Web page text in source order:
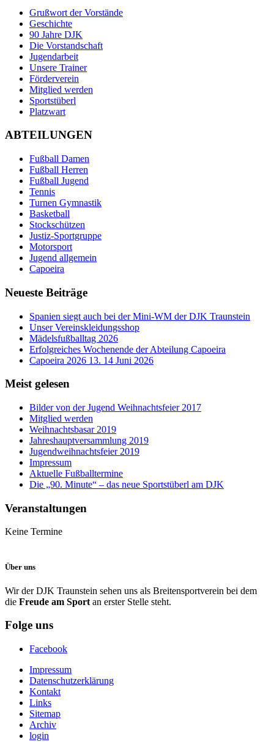
Grußwort der Vorstände
Geschichte
90 Jahre DJK
Die Vorstandschaft
Jugendarbeit
Unsere Trainer
Förderverein
Mitglied werden
Sportstüberl
Platzwart
ABTEILUNGEN
Fußball Damen
Fußball Herren
Fußball Jugend
Tennis
Turnen Gymnastik
Basketball
Stockschützen
Justiz-Sportgruppe
Motorsport
Jugend allgemein
Capoeira
Neueste Beiträge
Spanien siegt auch bei der Mini-WM der DJK Traunstein
Unser Vereinskleidungsshop
Mädelsfußballtag 2026
Erfolgreiches Wochenende der Abteilung Capoeira
Capoeira 2026 13. 14 Juni 2026
Meist gelesen
Bilder von der Jugend Weihnachtsfeier 2017
Mitglied werden
Weihnachtsbasar 2019
Jahreshauptversammlung 2019
Jugendweihnachtsfeier 2019
Impressum
Aktuelle Fußballtermine
Die „90. Minute“ – das neue Sportstüberl am DJK
Veranstaltungen
Keine Termine
Über uns
Wir der DJK Traunstein sehen uns als Breitensportverein bei dem
die Freude am Sport an erster Stelle steht.
Folge uns
Facebook
Impressum
Datenschutzerklärung
Kontakt
Links
Sitemap
Archiv
login